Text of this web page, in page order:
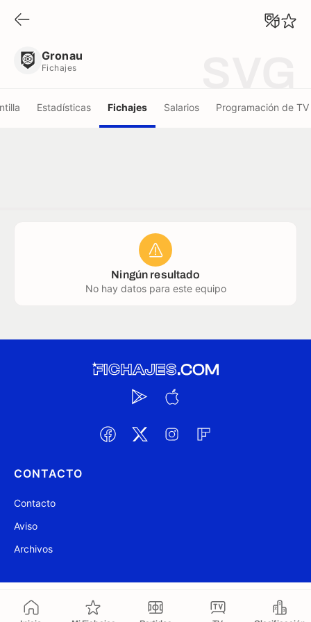
Gronau
Fichajes
Estadísticas Fichajes Salarios Programación de TV
Ningún resultado
No hay datos para este equipo
CONTACTO
Contacto
Aviso
Archivos